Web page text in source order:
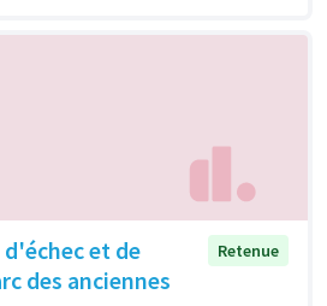
et de
des anciennes
Retenue